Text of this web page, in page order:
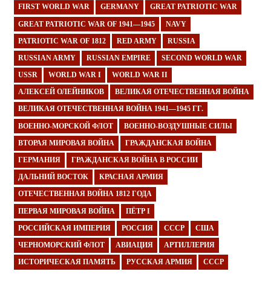
FIRST WORLD WAR GERMANY GREAT PATRIOTIC WAR
GREAT PATRIOTIC WAR OF 1941—1945 NAVY
PATRIOTIC WAR OF 1812 RED ARMY RUSSIA
RUSSIAN ARMY RUSSIAN EMPIRE SECOND WORLD WAR
USSR WORLD WAR I WORLD WAR II
АЛЕКСЕЙ ОЛЕЙНИКОВ ВЕЛИКАЯ ОТЕЧЕСТВЕННАЯ ВОЙНА
ВЕЛИКАЯ ОТЕЧЕСТВЕННАЯ ВОЙНА 1941—1945 ГГ.
ВОЕННО-МОРСКОЙ ФЛОТ ВОЕННО-ВОЗДУШНЫЕ СИЛЫ
ВТОРАЯ МИРОВАЯ ВОЙНА ГРАЖДАНСКАЯ ВОЙНА
ГЕРМАНИЯ ГРАЖДАНСКАЯ ВОЙНА В РОССИИ
ДАЛЬНИЙ ВОСТОК КРАСНАЯ АРМИЯ
ОТЕЧЕСТВЕННАЯ ВОЙНА 1812 ГОДА
ПЕРВАЯ МИРОВАЯ ВОЙНА ПЁТР I
РОССИЙСКАЯ ИМПЕРИЯ РОССИЯ СССР США
ЧЕРНОМОРСКИЙ ФЛОТ АВИАЦИЯ АРТИЛЛЕРИЯ
ИСТОРИЧЕСКАЯ ПАМЯТЬ РУССКАЯ АРМИЯ СССР